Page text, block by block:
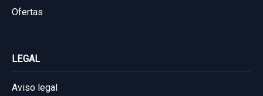
9834028180
Ofertas
LEGAL
Aviso legal